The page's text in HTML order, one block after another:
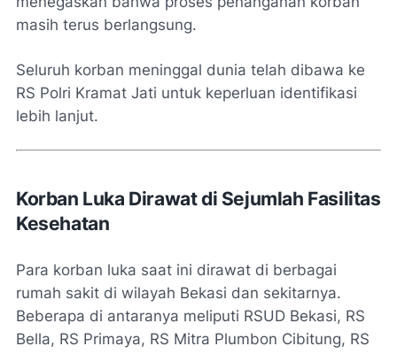
masih terus berlangsung.
Seluruh korban meninggal dunia telah dibawa ke
RS Polri Kramat Jati untuk keperluan identifikasi
lebih lanjut.
Korban Luka Dirawat di Sejumlah Fasilitas
Kesehatan
Para korban luka saat ini dirawat di berbagai
rumah sakit di wilayah Bekasi dan sekitarnya.
Beberapa di antaranya meliputi RSUD Bekasi, RS
Bella, RS Primaya, RS Mitra Plumbon Cibitung, RS